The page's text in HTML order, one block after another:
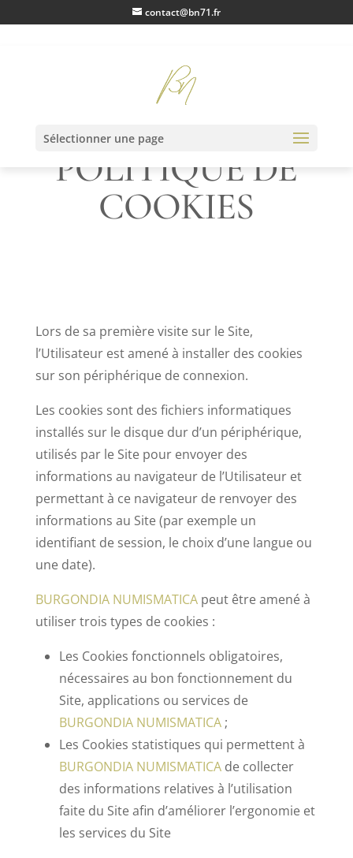
contact@bn71.fr
Sélectionner une page
POLITIQUE DE
COOKIES
Lors de sa première visite sur le Site,
l’Utilisateur est amené à installer des cookies
sur son périphérique de connexion.
Les cookies sont des fichiers informatiques
installés sur le disque dur d’un périphérique,
utilisés par le Site pour envoyer des
informations au navigateur de l’Utilisateur et
permettant à ce navigateur de renvoyer des
informations au Site (par exemple un
identifiant de session, le choix d’une langue ou
une date).
BURGONDIA NUMISMATICApeut être amené à
utiliser trois types de cookies :
Les Cookies fonctionnels obligatoires,
nécessaires au bon fonctionnement du
Site, applications ou services de
BURGONDIA NUMISMATICA;
Les Cookies statistiques qui permettent à
BURGONDIA NUMISMATICAde collecter
des informations relatives à l’utilisation
faite du Site afin d’améliorer l’ergonomie et
les services du Site